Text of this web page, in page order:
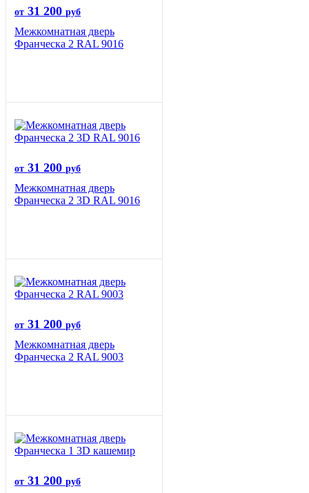
от 31 200 руб
Межкомнатная дверь
Франческа 2 RAL 9016
от 31 200 руб
Межкомнатная дверь
Франческа 2 3D RAL 9016
от 31 200 руб
Межкомнатная дверь
Франческа 2 RAL 9003
от 31 200 руб